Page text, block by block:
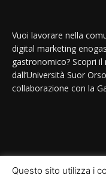
Vuoi lavorare nella
digital marketing
gastronomico? Scopri
dall’Università Suor
collaborazione con la
Questo sito utilizza i